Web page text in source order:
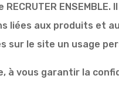
aux produits et aux
sur le site un usage
à vous garantir la